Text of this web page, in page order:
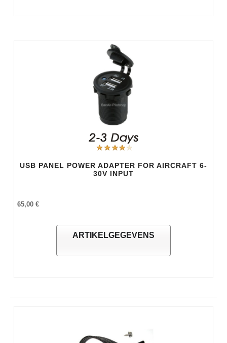
USB PANEL POWER ADAPTER FOR AIRCRAFT 6-
30V INPUT
65,00 €
ARTIKELGEGEVENS